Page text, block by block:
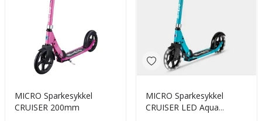
MICRO Sparkesykkel
CRUISER 200mm
MICRO Sparkesykkel
CRUISER LED Aqua